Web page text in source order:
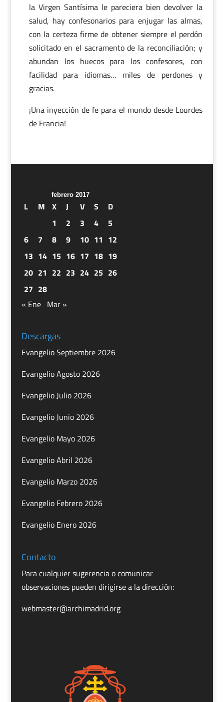
la Virgen Santísima le pareciera bien devolver la
salud, hay confesonarios para enjugar las almas,
con la certeza firme de obtener siempre el perdón
solicitado en el sacramento de la reconciliación; y
abundan los huecos para los confesores, con
facilidad para idiomas… miles de perdones y
gracias.
¡Una inyección de fe para el mundo desde Lourdes
de Francia!
febrero 2017
L M X J V S
D
1
2 3 4
5
6
7 8 9 10 11 12
13 14 15 16 17 18 19
20 21 22 23 24 25 26
27 28
« Ene Mar »
Descargas
Evangelio Septiembre 2026
Evangelio Agosto 2026
Evangelio Julio 2026
Evangelio Junio 2026
Evangelio Mayo 2026
Evangelio Abril 2026
Evangelio Marzo 2026
Evangelio Febrero 2026
Evangelio Enero 2026
Contacto
Para cualquier sugerencia o comunicar
observaciones pueden dirigirse a la dirección:
webmaster@archimadrid.org